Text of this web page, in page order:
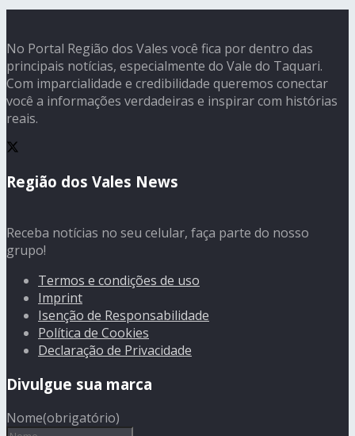
No Portal Região dos Vales você fica por dentro das
principais notícias, especialmente do Vale do Taquari.
Com imparcialidade e credibilidade queremos conectar
você a informações verdadeiras e inspirar com histórias
reais.
Região dos Vales News
Receba notícias no seu celular, faça parte do nosso
grupo!
Termos e condições de uso
Imprint
Isenção de Responsabilidade
Política de Cookies
Declaração de Privacidade
Divulgue sua marca
Nome(obrigatório)